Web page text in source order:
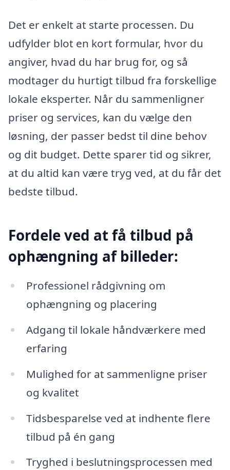
Det er enkelt at starte processen. Du
udfylder blot en kort formular, hvor du
angiver, hvad du har brug for, og så
modtager du hurtigt tilbud fra forskellige
lokale eksperter. Når du sammenligner
priser og services, kan du vælge den
løsning, der passer bedst til dine behov
og dit budget. Dette sparer tid og sikrer,
at du altid kan være tryg ved, at du får det
bedste tilbud.
Fordele ved at få tilbud på
ophængning af billeder:
Professionel rådgivning om
ophængning og placering
Adgang til lokale håndværkere med
erfaring
Mulighed for at sammenligne priser
og kvalitet
Tidsbesparelse ved at indhente flere
tilbud på én gang
Tryghed i beslutningsprocessen med